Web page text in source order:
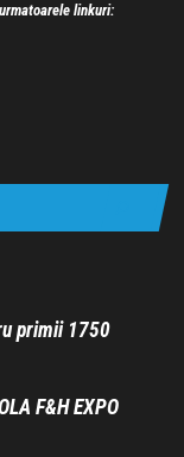
linkuri:
primii 1750
F&H EXPO